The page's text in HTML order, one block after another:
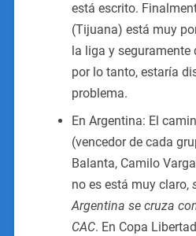
está escrito.
(Tijuana) está muy
la liga y seguramente
por lo tanto, estaría
problema.
En Argentina: El
(vencedor de cada
Balanta, Camilo
no es está muy claro,
Argentina se cruza
CAC. En Copa